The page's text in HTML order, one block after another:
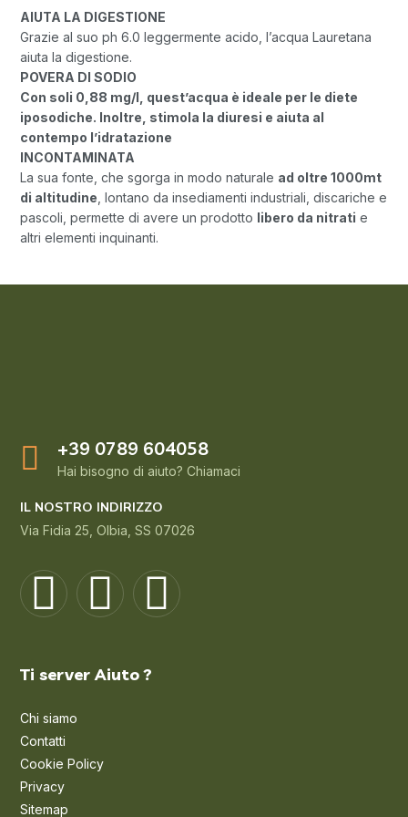
AIUTA LA DIGESTIONE
Grazie al suo ph 6.0 leggermente acido, l’acqua Lauretana
aiuta la digestione.
POVERA DI SODIO
Con soli 0,88 mg/l, quest’acqua è ideale per le diete
iposodiche. Inoltre, stimola la diuresi e aiuta al
contempo l’idratazione
INCONTAMINATA
La sua fonte, che sgorga in modo naturale ad oltre 1000mt
di altitudine , lontano da insediamenti industriali, discariche e
pascoli, permette di avere un prodotto libero da nitrati e
altri elementi inquinanti.
+39 0789 604058
Hai bisogno di aiuto? Chiamaci
IL NOSTRO INDIRIZZO
Via Fidia 25, Olbia, SS 07026
Ti server Aiuto ?
Chi siamo
Contatti
Cookie Policy
Privacy
Sitemap